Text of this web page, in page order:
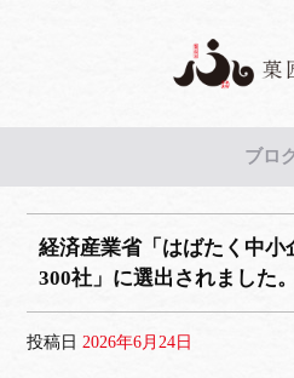
ブロ
経済産業省「はばたく中小
300社」に選出されました。
投稿日 2026年6月24日